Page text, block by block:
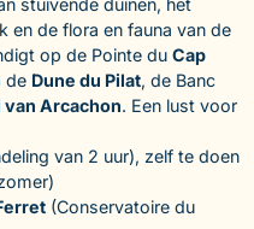
stuivende duinen, het
en de flora en fauna van de
op de Pointe du Cap
de Dune du Pilat, de Banc
van Arcachon. Een lust voor
van 2 uur), zelf te doen
(Conservatoire du